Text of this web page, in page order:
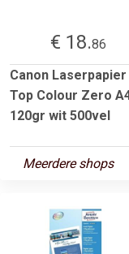
€ 18.86
Canon Laserpapier
Top Colour Zero
120gr wit 500vel
Meerdere shops